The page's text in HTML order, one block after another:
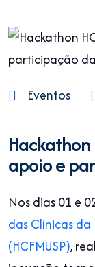
Eventos
Hackathon
apoio e
Nos dias 01 e
das Clínicas
(HCFMUSP),